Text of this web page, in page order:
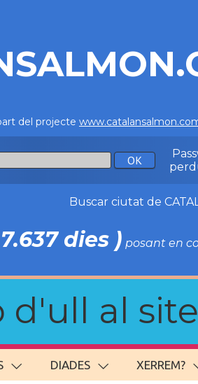
del projecte
Buscar ciutat de
dies ) posant en
al
DIADES XERREM?